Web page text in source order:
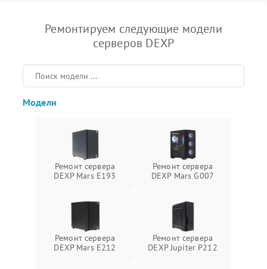
Ремонтируем следующие модели
серверов DEXP
Модели
Ремонт сервера
DEXP Mars E193
Ремонт сервера
DEXP Mars G007
Ремонт сервера
DEXP Mars E212
Ремонт сервера
DEXP Jupiter P212